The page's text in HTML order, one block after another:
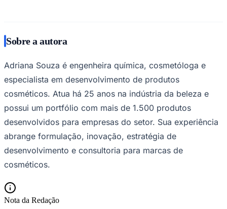
Sobre a autora
Adriana Souza é engenheira química, cosmetóloga e
especialista em desenvolvimento de produtos
cosméticos. Atua há 25 anos na indústria da beleza e
possui um portfólio com mais de 1.500 produtos
desenvolvidos para empresas do setor. Sua experiência
abrange formulação, inovação, estratégia de
desenvolvimento e consultoria para marcas de
cosméticos.
Nota da Redação